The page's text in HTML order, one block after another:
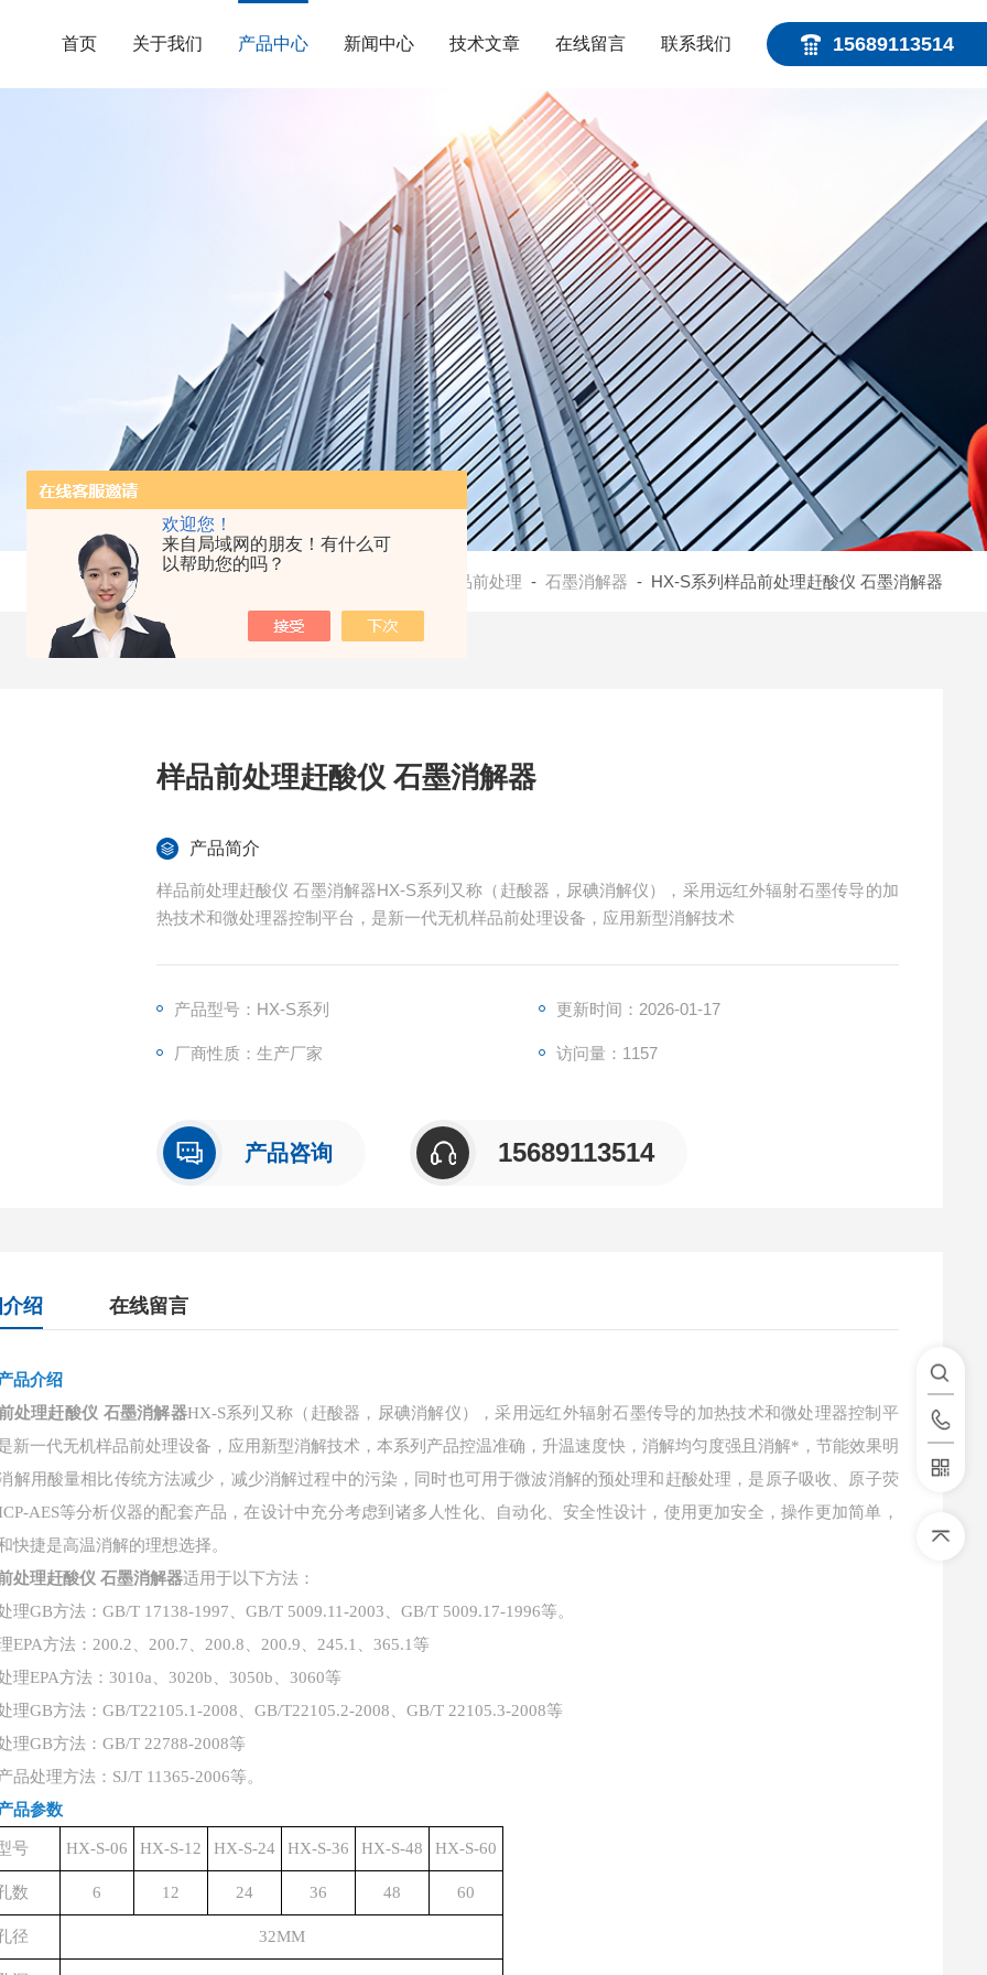
欢迎您！
来自局域网的朋友！有什么可
以帮助您的吗？
15689113514
首页 关于我们 产品中心 新闻中心 技术文章 在线留言 联系我们
样品前处理 - 石墨消解器 - HX-S系列样品前处理赶酸仪 石墨消解器
样品前处理赶酸仪 石墨消解器
产品简介
样品前处理赶酸仪 石墨消解器HX-S系列又称（赶酸器，尿碘消解仪），采用远红外辐射石墨传导的加
热技术和微处理器控制平台，是新一代无机样品前处理设备，应用新型消解技术
产品型号：HX-S系列 更新时间：2026-01-17
厂商性质：生产厂家 访问量：1157
产品咨询 15689113514
绍 在线留言
品介绍
处理赶酸仪 石墨消解器HX-S系列又称（赶酸器，尿碘消解仪），采用远红外辐射石墨传导的加热技术和微处理器控制平
新一代无机样品前处理设备，应用新型消解技术，本系列产品控温准确，升温速度快，消解均匀度强且消解*，节能效果明
解用酸量相比传统方法减少，减少消解过程中的污染，同时也可用于微波消解的预处理和赶酸处理，是原子吸收、原子荧
AES等分析仪器的配套产品，在设计中充分考虑到诸多人性化、自动化、安全性设计，使用更加安全，操作更加简单，
快捷是高温消解的理想选择。
处理赶酸仪 石墨消解器适用于以下方法：
理GB方法：GB/T 17138-1997、GB/T 5009.11-2003、GB/T 5009.17-1996等。
EPA方法：200.2、200.7、200.8、200.9、245.1、365.1等
理EPA方法：3010a、3020b、3050b、3060等
理GB方法：GB/T22105.1-2008、GB/T22105.2-2008、GB/T 22105.3-2008等
理GB方法：GB/T 22788-2008等
品处理方法： SJ/T 11365-2006等。
品参数
号 HX-S-06 HX-S-12 HX-S-24 HX-S-36 HX-S-48 HX-S-60
数 6 12 24 36 48 60
径 32MM